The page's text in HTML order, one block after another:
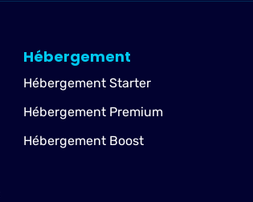
Hébergement
Hébergement Starter
Hébergement Premium
Hébergement Boost